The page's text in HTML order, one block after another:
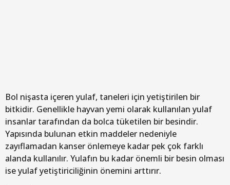
Bol nişasta içeren yulaf, taneleri için yetiştirilen bir
bitkidir. Genellikle hayvan yemi olarak kullanılan yulaf
insanlar tarafından da bolca tüketilen bir besindir.
Yapısında bulunan etkin maddeler nedeniyle
zayıflamadan kanser önlemeye kadar pek çok farklı
alanda kullanılır. Yulafın bu kadar önemli bir besin olması
ise yulaf yetiştiriciliğinin önemini arttırır.